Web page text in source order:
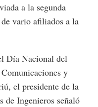
a la segunda
vario afiliados a la
Día Nacional del
y
el presidente de la
de Ingenieros señaló